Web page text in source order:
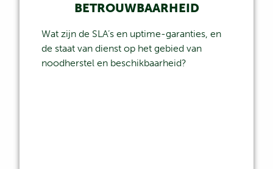
BETROUWBAARHEID
Wat zijn de SLA’s en uptime-garanties, en
de staat van dienst op het gebied van
noodherstel en beschikbaarheid?